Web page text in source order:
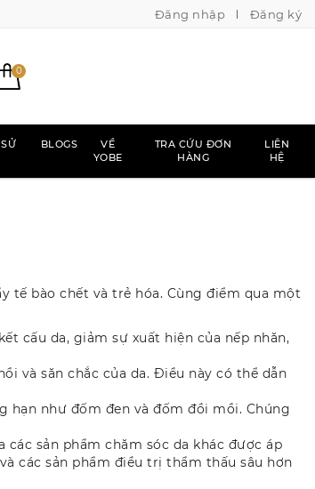
Đăng nhập Đăng ký
0
BLOGS
VỀ
YOBE
TRA CỨU ĐƠN
HÀNG
LIÊN
HỆ
tế bào chết và trẻ hóa. Cùng điểm qua một
cấu da, giảm sự xuất hiện của nếp nhăn,
và săn chắc của da. Điều này có thể dẫn
hạn như đốm đen và đốm đồi mồi. Chúng
sản phẩm chăm sóc da khác được áp
các sản phẩm điều trị thẩm thấu sâu hơn